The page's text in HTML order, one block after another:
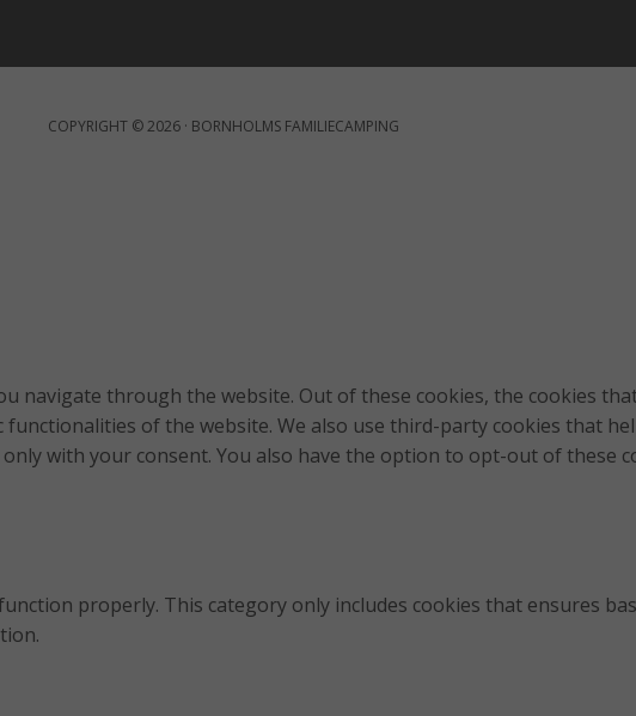
COPYRIGHT © 2026 · BORNHOLMS FAMILIECAMPING
navigate through the website. Out of these cookies, the cookies
of the website. We also use third-party cookies that
with your consent. You also have the option to opt-out of these
properly. This category only includes cookies that ensures